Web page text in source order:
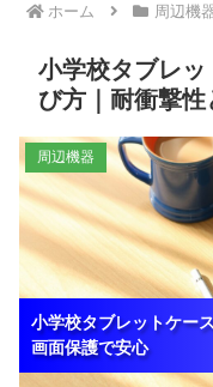
ホーム 周辺機
小学校タブレ
び方｜耐衝撃
小学校タブレットケー
画面保護で安心
小学校タブレットケー
画面保護で安心
小学校タブレットケー
画面保護で安心
周辺機器